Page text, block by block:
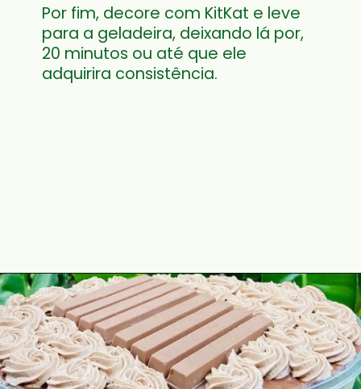
Por fim, decore com KitKat e leve
para a geladeira, deixando lá por,
20 minutos ou até que ele
adquirira consistência.